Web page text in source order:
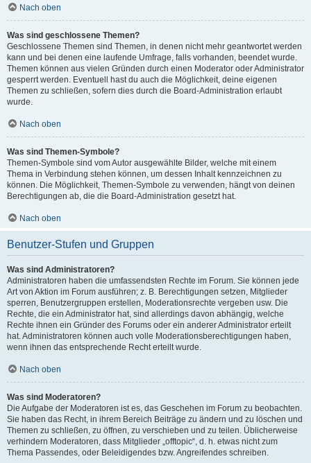
Nach oben
Was sind geschlossene Themen?
Geschlossene Themen sind Themen, in denen nicht mehr geantwortet werden
kann und bei denen eine laufende Umfrage, falls vorhanden, beendet wurde.
Themen können aus vielen Gründen durch einen Moderator oder Administrator
gesperrt werden. Eventuell hast du auch die Möglichkeit, deine eigenen
Themen zu schließen, sofern dies durch die Board-Administration erlaubt
wurde.
Nach oben
Was sind Themen-Symbole?
Themen-Symbole sind vom Autor ausgewählte Bilder, welche mit einem
Thema in Verbindung stehen können, um dessen Inhalt kennzeichnen zu
können. Die Möglichkeit, Themen-Symbole zu verwenden, hängt von deinen
Berechtigungen ab, die die Board-Administration gesetzt hat.
Nach oben
Benutzer-Stufen und Gruppen
Was sind Administratoren?
Administratoren haben die umfassendsten Rechte im Forum. Sie können jede
Art von Aktion im Forum ausführen; z. B. Berechtigungen setzen, Mitglieder
sperren, Benutzergruppen erstellen, Moderationsrechte vergeben usw. Die
Rechte, die ein Administrator hat, sind allerdings davon abhängig, welche
Rechte ihnen ein Gründer des Forums oder ein anderer Administrator erteilt
hat. Administratoren können auch volle Moderationsberechtigungen haben,
wenn ihnen das entsprechende Recht erteilt wurde.
Nach oben
Was sind Moderatoren?
Die Aufgabe der Moderatoren ist es, das Geschehen im Forum zu beobachten.
Sie haben das Recht, in ihrem Bereich Beiträge zu ändern und zu löschen und
Themen zu schließen, zu öffnen, zu verschieben und zu teilen. Üblicherweise
verhindern Moderatoren, dass Mitglieder „offtopic“, d. h. etwas nicht zum
Thema Passendes, oder Beleidigendes bzw. Angreifendes schreiben.